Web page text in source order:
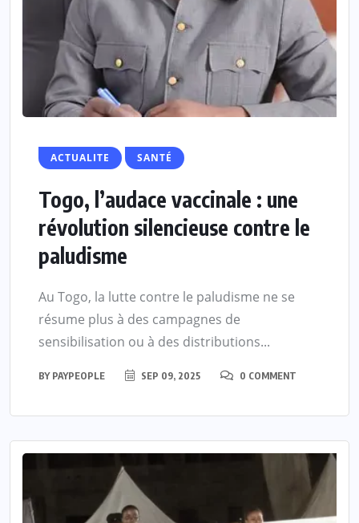
ACTUALITE SANTÉ
Togo, l’audace vaccinale : une
révolution silencieuse contre le
paludisme
Au Togo, la lutte contre le paludisme ne se
résume plus à des campagnes de
sensibilisation ou à des distributions...
BY PAYPEOPLE SEP 09, 2025 0 COMMENT